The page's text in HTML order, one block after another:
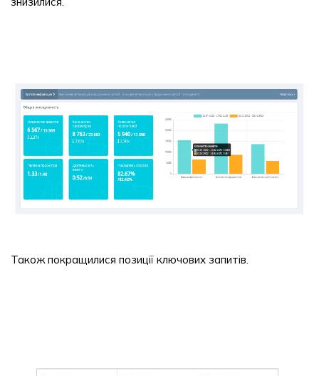
Також покращилися позиції ключових запитів.